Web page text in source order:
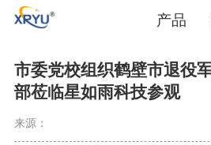
产品
市委党校组织鹤壁市退役
部莅临星如雨科技参观
来源：